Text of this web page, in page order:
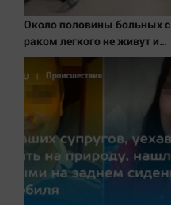
Гороскоп
Дети
ЖКХ
Интервью
Качество жизни
Конкурс
Народная журналистика
Около половины больных с
раком легкого не живут и
года после постановки
диагноза